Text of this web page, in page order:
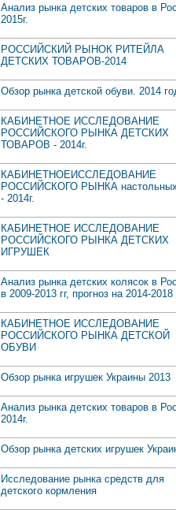
Анализ рынка детских товаров в
2015г.
РОССИЙСКИЙ РЫНОК РИТЕЙЛА
ДЕТСКИХ ТОВАРОВ-2014
Обзор рынка детской обуви. 2014
КАБИНЕТНОЕ ИССЛЕДОВАНИЕ
РОССИЙСКОГО РЫНКА ДЕТСКИХ
ТОВАРОВ - 2014г.
КАБИНЕТНОЕИССЛЕДОВАНИЕ
РОССИЙСКОГО РЫНКА настольных
- 2014г.
КАБИНЕТНОЕ ИССЛЕДОВАНИЕ
РОССИЙСКОГО РЫНКА ДЕТСКИХ
ИГРУШЕК
Анализ рынка детских колясок в
в 2009-2013 гг, прогноз на 2014-2018
КАБИНЕТНОЕ ИССЛЕДОВАНИЕ
РОССИЙСКОГО РЫНКА ДЕТСКОЙ
ОБУВИ
Обзор рынка игрушек Украины 2013
Анализ рынка детских товаров в
2014г.
Обзор рынка детских игрушек
Исследование рынка средств для
детского кормления